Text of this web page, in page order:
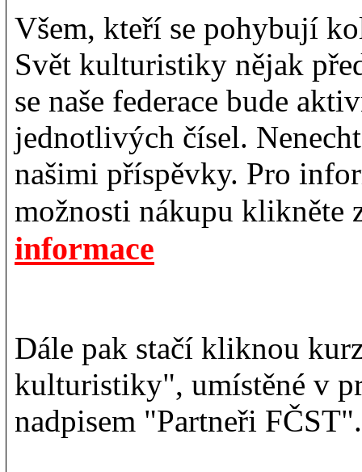
Všem, kteří se pohybují
Svět kulturistiky nějak
se naše federace bude
jednotlivých čísel.
našimi příspěvky. Pro
možnosti nákupu klikněte
informace
Dále pak stačí kliknou
kulturistiky", umístěné v
nadpisem "Partneři FČST".